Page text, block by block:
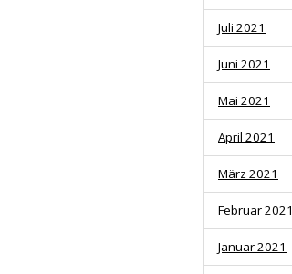
Juli 2021
Juni 2021
Mai 2021
April 2021
März 2021
Februar 2021
Januar 2021